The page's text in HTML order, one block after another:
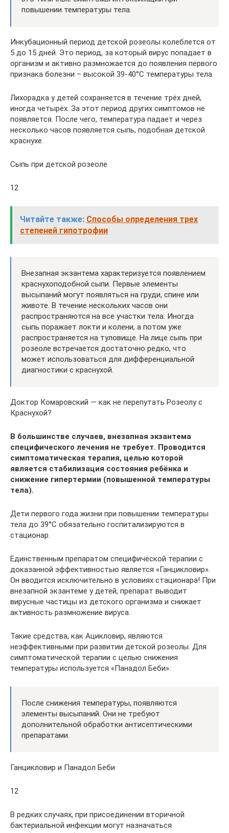
повышении температуры тела.
Инкубационный период детской розеолы колеблется от
5 до 15 дней. Это период, за который вирус попадает в
организм и активно размножается до появления первого
признака болезни – высокой 39-40°C температуры тела.
Лихорадка у детей сохраняется в течение трёх дней,
иногда четырёх. За этот период других симптомов не
появляется. После чего, температура падает и через
несколько часов появляется сыпь, подобная детской
краснухе.
Сыпь при детской розеоле
12
Читайте также: Способы определения трех
степеней гипотрофии
Внезапная экзантема характеризуется появлением
краснухоподобной сыпи. Первые элементы
высыпаний могут появляться на груди, спине или
животе. В течение нескольких часов они
распространяются на все участки тела. Иногда
сыпь поражает локти и колени, а потом уже
распространяется на туловище. На лице сыпь при
розеоле встречается достаточно редко, что
может использоваться для дифференциальной
диагностики с краснухой.
Доктор Комаровский — как не перепутать Розеолу с
Краснухой?
В большинстве случаев, внезапная экзантема
специфического лечения не требует. Проводится
симптоматическая терапия, целью которой
является стабилизация состояния ребёнка и
снижение гипертермии (повышенной температуры
тела).
Дети первого года жизни при повышении температуры
тела до 39°C обязательно госпитализируются в
стационар.
Единственным препаратом специфической терапии с
доказанной эффективностью является «Ганцикловир».
Он вводится исключительно в условиях стационара! При
внезапной экзантеме у детей, препарат выводит
вирусные частицы из детского организма и снижает
активность размножение вируса.
Такие средства, как Ацикловир, являются
неэффективными при развитии детской розеолы. Для
симптоматической терапии с целью снижения
температуры используется «Панадол Беби».
После снижения температуры, появляются
элементы высыпаний. Они не требуют
дополнительной обработки антисептическими
препаратами.
Ганцикловир и Панадол Беби
12
В редких случаях, при присоединении вторичной
бактериальной инфекции могут назначаться